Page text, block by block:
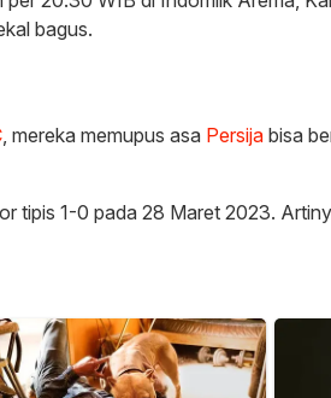
bagus.
, mereka memupus asa Persija bisa
tipis 1-0 pada 28 Maret 2023.